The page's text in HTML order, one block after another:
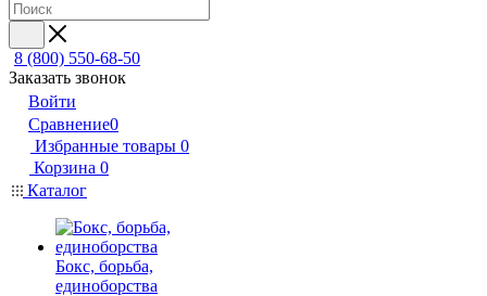
8 (800) 550-68-50
Заказать звонок
Войти
Сравнение0
Избранные товары 0
Корзина 0
Каталог
Бокс, борьба,
единоборства